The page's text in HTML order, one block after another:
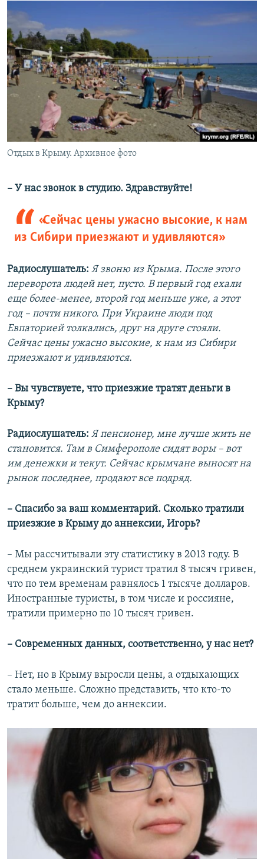
Отдых в Крыму. Архивное фото
– У нас звонок в студию. Здравствуйте!
«Сейчас цены ужасно высокие, к нам
из Сибири приезжают и удивляются»
Радиослушатель: Я звоню из Крыма. После этого
переворота людей нет, пусто. В первый год ехали
еще более-менее, второй год меньше уже, а этот
год – почти никого. При Украине люди под
Евпаторией толкались, друг на друге стояли.
Сейчас цены ужасно высокие, к нам из Сибири
приезжают и удивляются.
– Вы чувствуете, что приезжие тратят деньги в
Крыму?
Радиослушатель: Я пенсионер, мне лучше жить не
становится. Там в Симферополе сидят воры – вот
им денежки и текут. Сейчас крымчане выносят на
рынок последнее, продают все подряд.
– Спасибо за ваш комментарий. Сколько тратили
приезжие в Крыму до аннексии, Игорь?
– Мы рассчитывали эту статистику в 2013 году. В
среднем украинский турист тратил 8 тысяч гривен,
что по тем временам равнялось 1 тысяче долларов.
Иностранные туристы, в том числе и россияне,
тратили примерно по 10 тысяч гривен.
– Современных данных, соответственно, у нас нет?
– Нет, но в Крыму выросли цены, а отдыхающих
стало меньше. Сложно представить, что кто-то
тратит больше, чем до аннексии.